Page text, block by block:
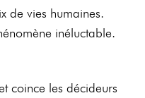
de vies humaines.
inéluctable.
coince les décideurs